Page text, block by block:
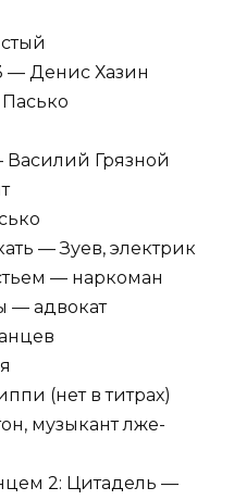
— Денис Хазин
Грязной
— Зуев, электрик
— наркоман
— адвокат
(нет в титрах)
музыкант лже-
2: Цитадель —